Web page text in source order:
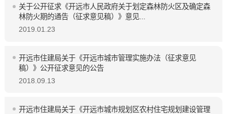
关于公开征求《开远市人民政府关于划定森林防火区及确定森
林防火期的通告（征求意见稿）》意见...
2019.01.23
开远市住建局关于《开远市城市管理实施办法（征求意见
稿）》公开征求意见的公告
2018.09.13
开远市住建局关于《开远市城市规划区农村住宅规划建设管理